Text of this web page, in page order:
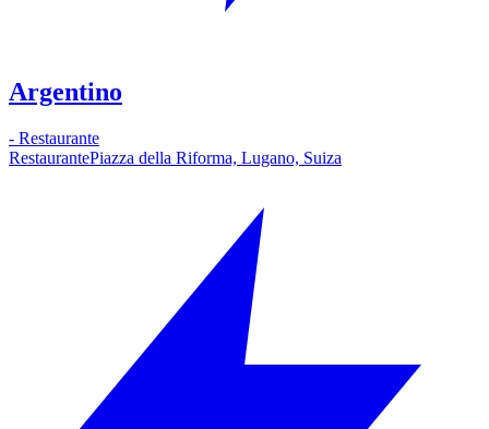
Argentino
- Restaurante
RestaurantePiazza della Riforma, Lugano, Suiza